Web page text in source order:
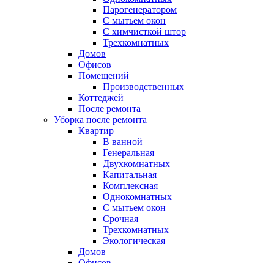
Парогенератором
С мытьем окон
С химчисткой штор
Трехкомнатных
Домов
Офисов
Помещений
Производственных
Коттеджей
После ремонта
Уборка после ремонта
Квартир
В ванной
Генеральная
Двухкомнатных
Капитальная
Комплексная
Однокомнатных
С мытьем окон
Срочная
Трехкомнатных
Экологическая
Домов